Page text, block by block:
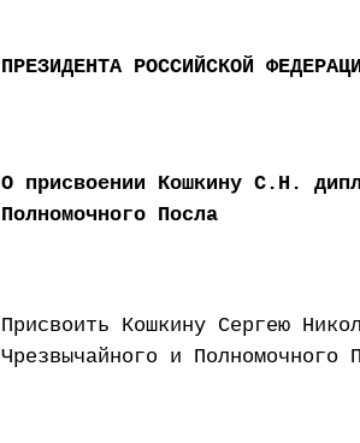
ПРЕЗИДЕНТА РОССИЙСКОЙ
О присвоении Кошкину С.Н.
Полномочного Посла
Присвоить Кошкину Сергею
Чрезвычайного и Полномочного